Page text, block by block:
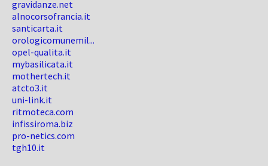
gravidanze.net
alnocorsofrancia.it
santicarta.it
orologicomunemil...
opel-qualita.it
mybasilicata.it
mothertech.it
atcto3.it
uni-link.it
ritmoteca.com
infissiroma.biz
pro-netics.com
tgh10.it